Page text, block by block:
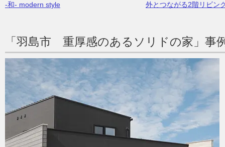
-和- modern style 外とつながる2階リビン
「羽島市 重厚感のあるソリドの家」事